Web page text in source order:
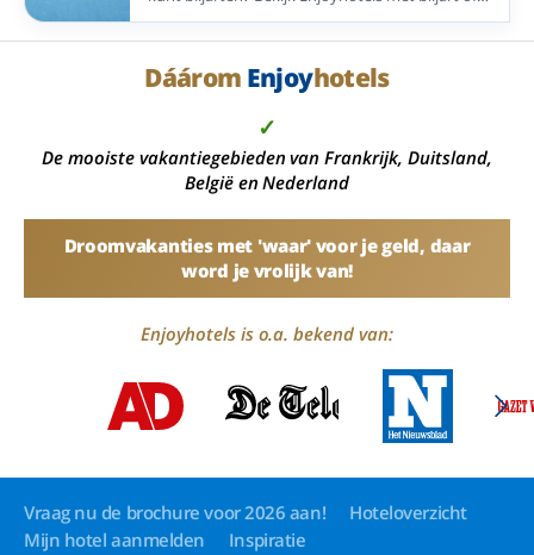
poolbiljart in Nederland, Duitsland en België.
Dáárom Enjoyhotels
✓
De mooiste vakantiegebieden van Frankrijk, Duitsland,
België en Nederland
Droomvakanties met 'waar' voor je geld, daar
word je vrolijk van!
Enjoyhotels is o.a. bekend van:
Vraag nu de brochure voor 2026 aan!
Hoteloverzicht
Mijn hotel aanmelden
Inspiratie